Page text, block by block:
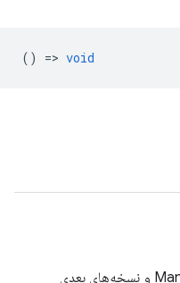
() => void
Promiseها فقط برای Manifest V3 و نسخه‌های بعدی